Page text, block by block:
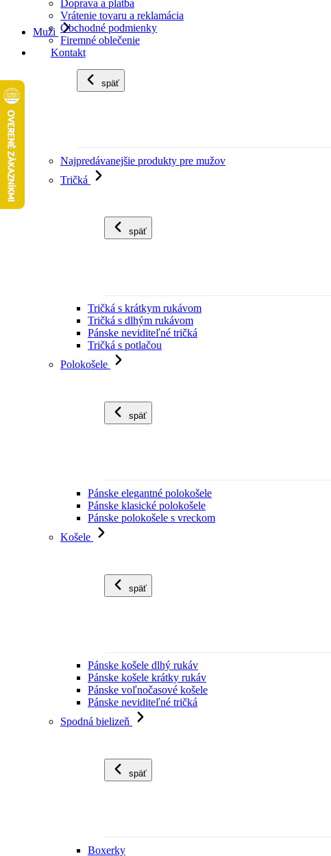
Doprava a platba
Vrátenie tovaru a reklamácia
Obchodné podmienky
Firemné oblečenie
Kontakt
Muži
späť
Najpredávanejšie produkty pre mužov
Tričká
späť
Tričká s krátkym rukávom
Tričká s dlhým rukávom
Pánske neviditeľné tričká
Tričká s potlačou
Polokošele
späť
Pánske elegantné polokošele
Pánske klasické polokošele
Pánske polokošele s vreckom
Košele
späť
Pánske košele dlhý rukáv
Pánske košele krátky rukáv
Pánske voľnočasové košele
Pánske neviditeľné tričká
Spodná bielizeň
späť
Boxerky